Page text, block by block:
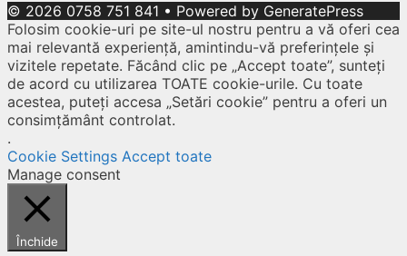
© 2026 0758 751 841 • Powered by GeneratePress
Folosim cookie-uri pe site-ul nostru pentru a vă oferi cea
mai relevantă experiență, amintindu-vă preferințele și
vizitele repetate. Făcând clic pe „Accept toate”, sunteți
de acord cu utilizarea TOATE cookie-urile. Cu toate
acestea, puteți accesa „Setări cookie” pentru a oferi un
consimțământ controlat.
.
Cookie Settings Accept toate
Manage consent
Închide